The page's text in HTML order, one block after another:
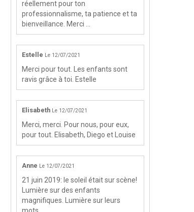
réellement pour ton
professionnalisme, ta patience et ta
bienveillance. Merci ...
Estelle Le 12/07/2021
Merci pour tout. Les enfants sont
ravis grâce à toi. Estelle
Elisabeth Le 12/07/2021
Merci, merci. Pour nous, pour eux,
pour tout. Elisabeth, Diego et Louise
Anne Le 12/07/2021
21 juin 2019: le soleil était sur scène!
Lumière sur des enfants
magnifiques. Lumière sur leurs
mots. ...